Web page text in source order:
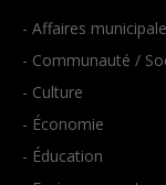
- Affaires
- Communauté /
- Culture
- Économie
- Éducation